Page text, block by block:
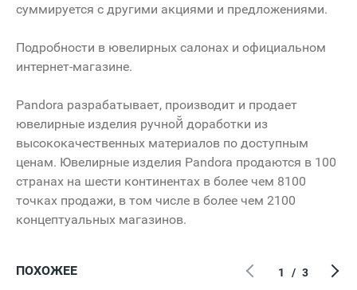
суммируется с другими акциями и предложениями.
Подробности в ювелирных салонах и официальном
интернет-магазине.
Pandora разрабатывает, производит и продает
ювелирные изделия ручной̆ доработки из
высококачественных материалов по доступным
ценам. Ювелирные изделия Pandora продаются в 100
странах на шести континентах в более чем 8100
точках продажи, в том числе в более чем 2100
концептуальных магазинов.
ПОХОЖЕЕ 1 / 3